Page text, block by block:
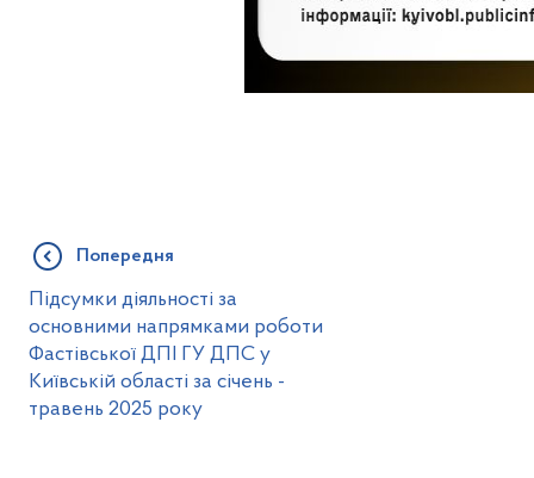
Попередня
Підсумки діяльності за
основними напрямками роботи
Фастівської ДПІ ГУ ДПС у
Київській області за січень -
травень 2025 року